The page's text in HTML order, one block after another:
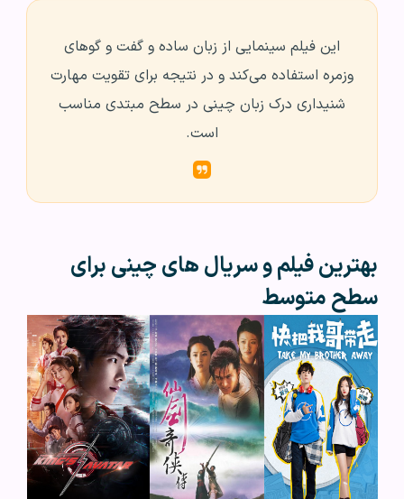
این فیلم سینمایی از زبان ساده و گفت و گوهای
وزمره استفاده می‌کند و در نتیجه برای تقویت مهارت
شنیداری درک زبان چینی در سطح مبتدی مناسب
است.
بهترین فیلم و سریال‌ های چینی برای
سطح متوسط